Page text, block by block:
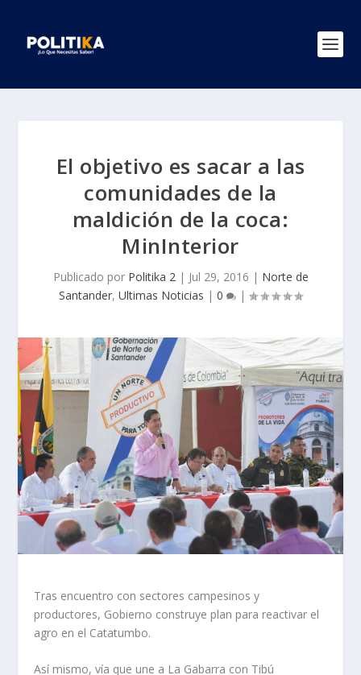
El objetivo es sacar a las
comunidades de la
maldición de la coca:
MinInterior
Publicado por Politika 2| Jul 29, 2016 | Norte de
Santander, Ultimas Noticias | 0 |
Tras encuentro con sectores campesinos y
productores, Gobierno construye plan para reactivar el
agro en el Catatumbo.
Así mismo, vía que une a La Gabarra con Tibú